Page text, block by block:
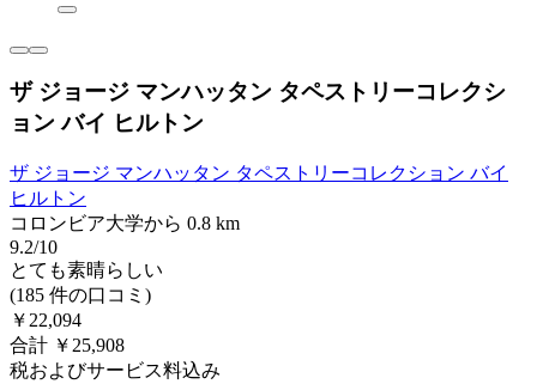
ザ ジョージ マンハッタン タペストリーコレクシ
ョン バイ ヒルトン
ザ ジョージ マンハッタン タペストリーコレクション バイ
ヒルトン
コロンビア大学から 0.8 km
9.2/10
とても素晴らしい
(185 件の口コミ)
￥22,094
合計 ￥25,908
税およびサービス料込み